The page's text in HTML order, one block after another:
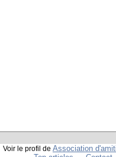
Voir le profil de Association